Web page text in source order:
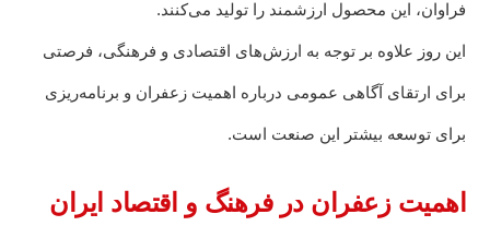
فراوان، این محصول ارزشمند را تولید می‌کنند.
این روز علاوه بر توجه به ارزش‌های اقتصادی و فرهنگی، فرصتی
برای ارتقای آگاهی عمومی درباره اهمیت زعفران و برنامه‌ریزی
برای توسعه بیشتر این صنعت است.
اهمیت زعفران در فرهنگ و اقتصاد ایران